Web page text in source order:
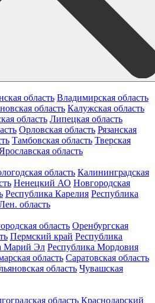
область Владимирская область
область Калужская область
область Липецкая область
Орловская область Рязанская
Тамбовская область Тверская
Ярославская область
область Калининградская
Ненецкий АО Новгородская
Республика Карелия Республика
область
область Оренбургская
Пермский край Республика
Марий Эл Республика Мордовия
область Саратовская область
область Чувашская
область Краснодарский